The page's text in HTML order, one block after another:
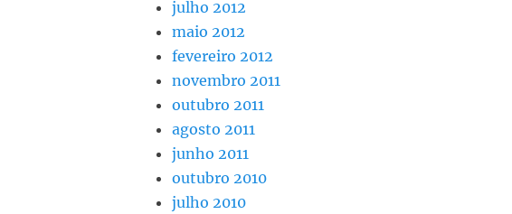
julho 2012
maio 2012
fevereiro 2012
novembro 2011
outubro 2011
agosto 2011
junho 2011
outubro 2010
julho 2010